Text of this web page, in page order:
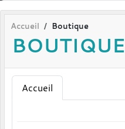
Accueil Boutique
BOUTIQUE
Accueil